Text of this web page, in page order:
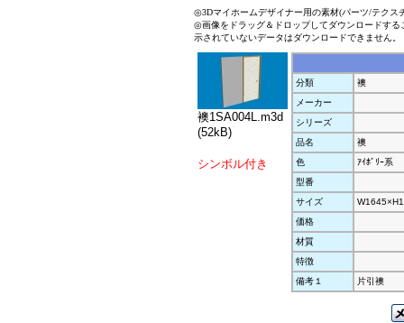
◎3Dマイホームデザイナー用の素材(パーツ/テクス
◎画像をドラッグ＆ドロップしてダウンロードす
示されていないデータはダウンロードできません。
襖1SA004L.m3d
(52kB)
シンボル付き
分類
襖
メーカー
シリーズ
品名
襖
色
ｱｲﾎﾞﾘｰ系
型番
サイズ
価格
材質
特徴
備考１
片引襖